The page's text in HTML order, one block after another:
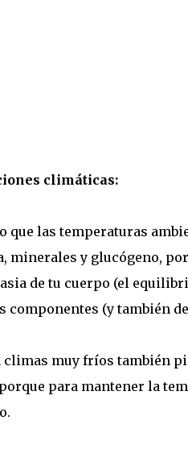
climáticas:
que las temperaturas
minerales y glucógeno,
de tu cuerpo (el
componentes (y también
climas muy fríos también
para mantener la